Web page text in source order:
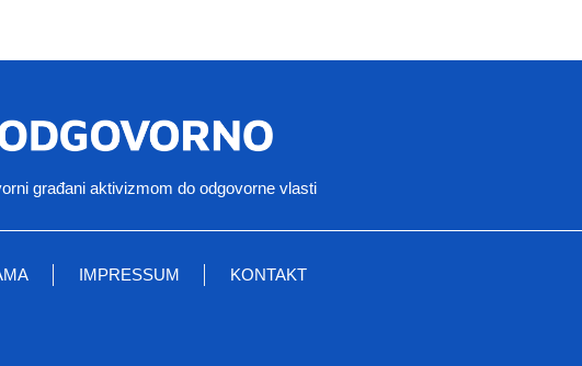
građani aktivizmom do odgovorne vlasti
IMPRESSUM KONTAKT